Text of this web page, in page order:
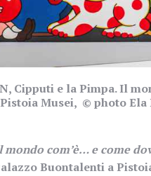
Cipputi e la Pimpa. Il
Musei, © photo Ela
com’è… e come
Buontalenti a